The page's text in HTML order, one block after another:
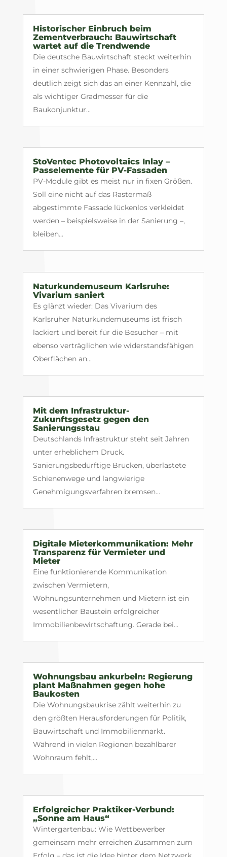
Historischer Einbruch beim
Zementverbrauch: Bauwirtschaft
wartet auf die Trendwende
Die deutsche Bauwirtschaft steckt weiterhin
in einer schwierigen Phase. Besonders
deutlich zeigt sich das an einer Kennzahl, die
als wichtiger Gradmesser für die
Baukonjunktur...
StoVentec Photovoltaics Inlay –
Passelemente für PV-Fassaden
PV-Module gibt es meist nur in fixen Größen.
Soll eine nicht auf das Rastermaß
abgestimmte Fassade lückenlos verkleidet
werden – beispielsweise in der Sanierung –,
bleiben...
Naturkundemuseum Karlsruhe:
Vivarium saniert
Es glänzt wieder: Das Vivarium des
Karlsruher Naturkundemuseums ist frisch
lackiert und bereit für die Besucher – mit
ebenso verträglichen wie widerstandsfähigen
Oberflächen an...
Mit dem Infrastruktur-
Zukunftsgesetz gegen den
Sanierungsstau
Deutschlands Infrastruktur steht seit Jahren
unter erheblichem Druck.
Sanierungsbedürftige Brücken, überlastete
Schienenwege und langwierige
Genehmigungsverfahren bremsen...
Digitale Mieterkommunikation: Mehr
Transparenz für Vermieter und
Mieter
Eine funktionierende Kommunikation
zwischen Vermietern,
Wohnungsunternehmen und Mietern ist ein
wesentlicher Baustein erfolgreicher
Immobilienbewirtschaftung. Gerade bei...
Wohnungsbau ankurbeln: Regierung
plant Maßnahmen gegen hohe
Baukosten
Die Wohnungsbaukrise zählt weiterhin zu
den größten Herausforderungen für Politik,
Bauwirtschaft und Immobilienmarkt.
Während in vielen Regionen bezahlbarer
Wohnraum fehlt,...
Erfolgreicher Praktiker-Verbund:
„Sonne am Haus“
Wintergartenbau: Wie Wettbewerber
gemeinsam mehr erreichen Zusammen zum